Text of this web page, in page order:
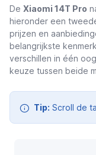
Xiaomi 14T Pro
€ 629,00
De Xiaomi 14T Pro
hieronder een
prijzen en
belangrijkste
verschillen in één
keuze tussen beide
Tip: Scroll de